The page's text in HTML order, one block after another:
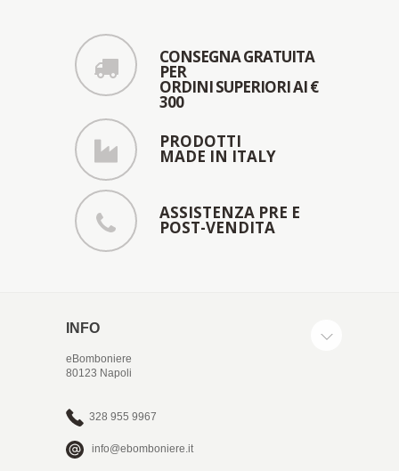
CONSEGNA GRATUITA
PER
ORDINI SUPERIORI AI €
300
PRODOTTI
MADE IN ITALY
ASSISTENZA PRE E
POST-VENDITA
INFO
eBomboniere
80123 Napoli
328 955 9967
info@ebomboniere.it